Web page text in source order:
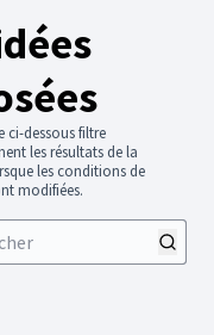
ci-dessous filtre
les résultats de la
les conditions de
modifiées.